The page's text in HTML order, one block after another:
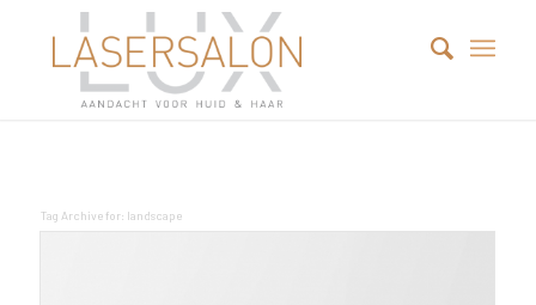
Tag Archive for: landscape